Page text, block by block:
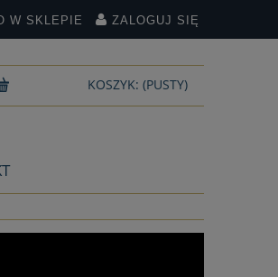
W SKLEPIE ZALOGUJ SIĘ
KOSZYK: (PUSTY)